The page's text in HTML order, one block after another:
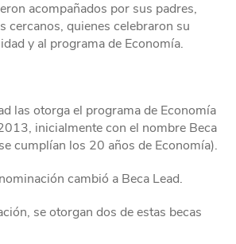
acompañados por sus padres,
cercanos, quienes celebraron su
y al programa de Economía.
las otorga el programa de Economía
inicialmente con el nombre Beca
cumplían los 20 años de Economía).
cambió a Beca Lead.
se otorgan dos de estas becas